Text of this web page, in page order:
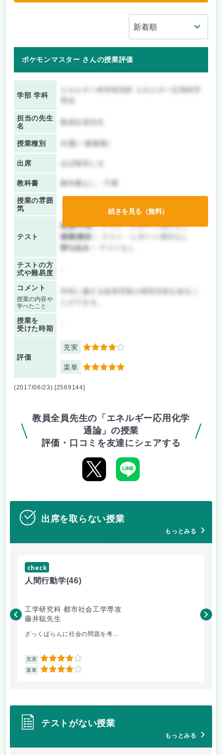
ポケモンマスター さんの授業評価
学部 学科
担当の先生
名
授業種別 共通(一般教養)
出席 ほぼ毎回とる
教科書 教科書なし・不要
授業の雰囲
気
テスト
前期/中間：テスト・レポート両方なし
後期/期末：
持ち込み：
テストの方
式や難易度
コメント
授業の内容や
学べたこと
授業を
受けた時期
評価
充実 4
楽単 5
続きを見る（無料）
(2017/06/23) [2569144]
教員全員先生の「エネルギー応用化学
通論」の授業
評価・口コミを友達にシェアする
出席を取らない授業
もっとみる
check
人間行動学(46)
工学研究科 都市社会工学専攻
藤井聡先生
ざっくばらんに社会の問題を考...
充実 4
楽単 4
藤
テストがない授業
もっとみる